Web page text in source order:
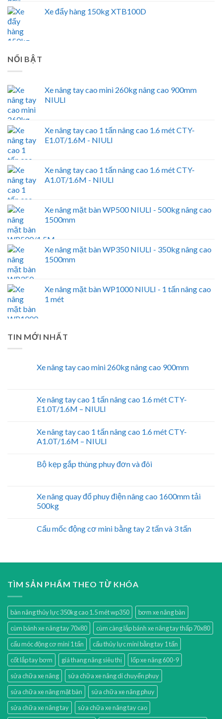
Xe đẩy hàng 150kg XTB100D
NỔI BẬT
Xe nâng tay cao mini 260kg nâng cao 900mm
NIULI
Xe nâng tay cao 1 tấn nâng cao 1.6 mét CTY-
E1.0T/1.6M - NIULI
Xe nâng tay cao 1 tấn nâng cao 1.6 mét CTY-
A1.0T/1.6M - NIULI
Xe nâng mặt bàn WP500 NIULI - 500kg nâng cao
1500mm
Xe nâng mặt bàn WP350 NIULI - 350kg nâng cao
1500mm
Xe nâng mặt bàn WP1000 NIULI - 1 tấn nâng cao
1 mét
TIN MỚI NHẤT
Xe nâng tay cao mini 260kg nâng cao 900mm
Xe nâng tay cao 1 tấn nâng cao 1.6 mét CTY-
E1.0T/1.6M – NIULI
Xe nâng tay cao 1 tấn nâng cao 1.6 mét CTY-
A1.0T/1.6M – NIULI
Bộ kẹp gắp thùng phuy đơn và đôi
Xe nâng quay đổ phuy điện nâng cao 1600mm tải
500kg
Cẩu mốc động cơ mini bằng tay 2 tấn và 3 tấn
TÌM SẢN PHẨM THEO TỪ KHÓA
bàn nâng thủy lực 350kg cao 1.5 mét wp350
bơm xe nâng bàn
cùm bánh xe nâng tay 70x80
cùm càng lắp bánh xe nâng tay thấp 70x80
cẩu móc động cơ mini 1 tấn
cẩu thủy lực mini bằng tay 1 tấn
cốt lắp tay bơm
giá thang nâng siêu thị
lốp xe nâng 600-9
sửa chữa xe nâng
sửa chữa xe nâng di chuyển phuy
sửa chữa xe nâng mặt bàn
sửa chữa xe nâng phuy
sửa chữa xe nâng tay
sửa chữa xe nâng tay cao